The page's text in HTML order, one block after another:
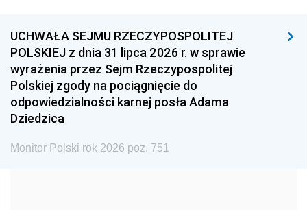
1996 1995 1994
1993 1992 1991
1990 1989
1987 1986 1985
UCHWAŁA SEJMU RZECZYPOSPOLITEJ
POLSKIEJ z dnia 31 lipca 2026 r. w sprawie
wyrażenia przez Sejm Rzeczypospolitej
Polskiej zgody na pociągnięcie do
odpowiedzialności karnej posła Adama
Dziedzica
Monitor Polski rok 2026 poz. 751